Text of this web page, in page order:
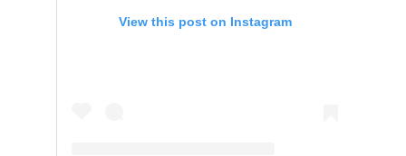
View this post on Instagram